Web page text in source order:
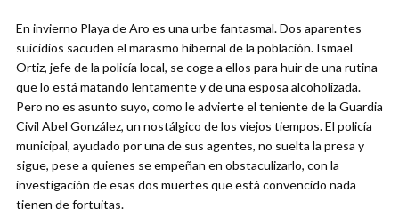
En invierno Playa de Aro es una urbe fantasmal. Dos aparentes
suicidios sacuden el marasmo hibernal de la población. Ismael
Ortiz, jefe de la policía local, se coge a ellos para huir de una rutina
que lo está matando lentamente y de una esposa alcoholizada.
Pero no es asunto suyo, como le advierte el teniente de la Guardia
Civil Abel González, un nostálgico de los viejos tiempos. El policía
municipal, ayudado por una de sus agentes, no suelta la presa y
sigue, pese a quienes se empeñan en obstaculizarlo, con la
investigación de esas dos muertes que está convencido nada
tienen de fortuitas.